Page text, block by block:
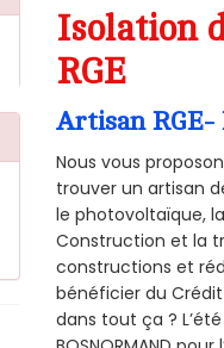
Isolation
RGE
Artisan RGE-
Nous vous
trouver un artisan
le photovoltaïque,
Construction et la
constructions et
bénéficier du Crédit
dans tout ça ?